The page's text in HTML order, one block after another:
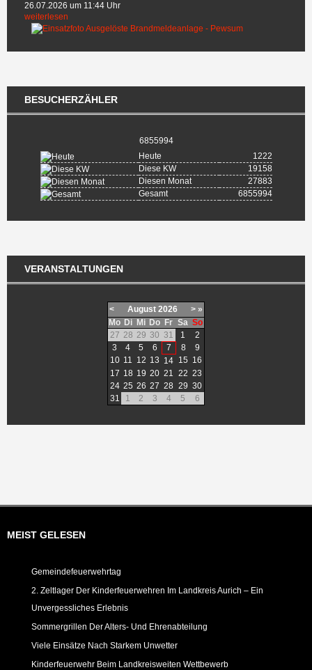
26.07.2026 um 11:44 Uhr
weiterlesen
BESUCHERZÄHLER
6855994
Heute
1222
Diese KW
19158
Diesen Monat
27883
Gesamt
6855994
VERANSTALTUNGEN
< August 2026 > »
Mo Di Mi Do Fr Sa So
27 28 29 30 31 1
2
3
4 5 6 7 8
9
10 11 12 13 14 15 16
17 18 19 20 21 22 23
24 25 26 27 28 29 30
31
1 2 3 4 5 6
MEIST GELESEN
Gemeindefeuerwehrtag
2. Zeltlager Der Kinderfeuerwehren Im Landkreis Aurich – Ein
Unvergessliches Erlebnis
Sommergrillen Der Alters- Und Ehrenabteilung
Viele Einsätze Nach Starkem Unwetter
Kinderfeuerwehr Beim Landkreisweiten Wettbewerb